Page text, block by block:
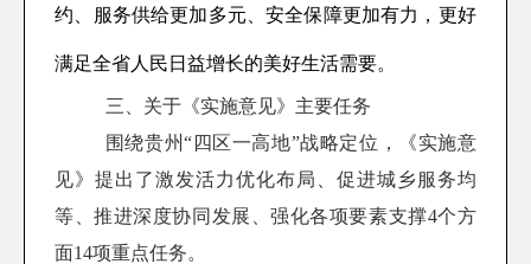
约、服务供给更加多元、安全保障更加有力，更好
满足全省人民日益增长的美好生活需要。
三、关于《实施意见》主要任务
围绕贵州“四区一高地”战略定位，《实施意
见》提出了激发活力优化布局、促进城乡服务均
等、推进深度协同发展、强化各项要素支撑4个方
面14项重点任务。